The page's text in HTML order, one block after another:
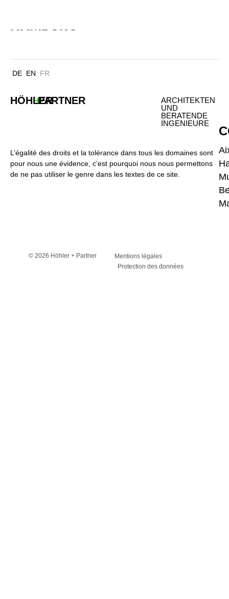
HAMBURG
DE EN FR
HÖHLER
+PARTNER
ARCHITEKTEN
UND
BERATENDE
INGENIEURE
L’égalité des droits et la tolérance dans tous les domaines sont
pour nous une évidence, c’est pourquoi nous nous permettons
de ne pas utiliser le genre dans les textes de ce site.
© 2026 Höhler + Partner
Mentions légales
Protection des données